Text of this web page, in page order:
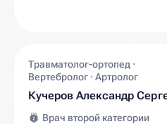
Травматолог-ортопед ·
Вертебролог · Артролог
Кучеров Александр
Врач второй категории